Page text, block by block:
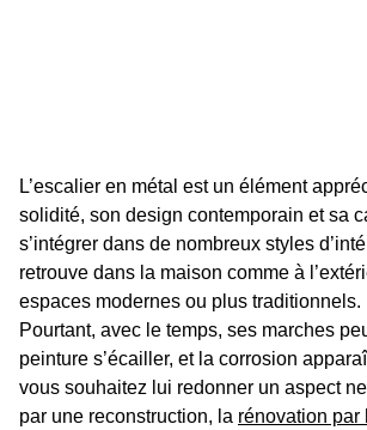
L’escalier en métal est un élément
solidité, son design contemporain et sa
s’intégrer dans de nombreux styles d’
retrouve dans la maison comme à l’
espaces modernes ou plus traditionnels.
Pourtant, avec le temps, ses marches
peinture s’écailler, et la corrosion
vous souhaitez lui redonner un aspect
par une reconstruction, la rénovation par